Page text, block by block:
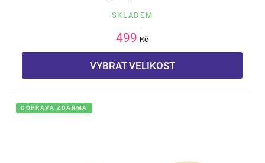
SKLADEM
499 Kč
VYBRAT VELIKOST
DOPRAVA ZDARMA